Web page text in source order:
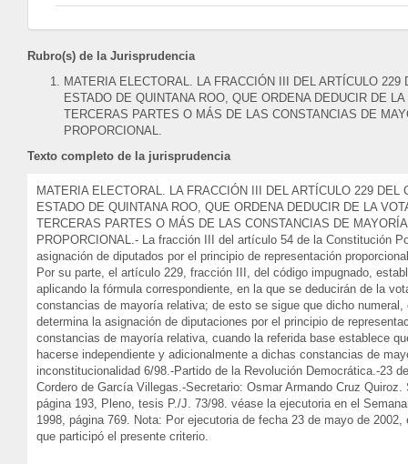
Rubro(s) de la Jurisprudencia
MATERIA ELECTORAL. LA FRACCIÓN III DEL ARTÍCULO
ESTADO DE QUINTANA ROO, QUE ORDENA DEDUCIR DE
TERCERAS PARTES O MÁS DE LAS CONSTANCIAS DE
PROPORCIONAL.
Texto completo de la jurisprudencia
MATERIA ELECTORAL. LA FRACCIÓN III DEL ARTÍCULO 229
ESTADO DE QUINTANA ROO, QUE ORDENA DEDUCIR DE LA
TERCERAS PARTES O MÁS DE LAS CONSTANCIAS DE
PROPORCIONAL.- La fracción III del artículo 54 de la Constitución
asignación de diputados por el principio de representación
Por su parte, el artículo 229, fracción III, del código impugnado,
aplicando la fórmula correspondiente, en la que se deducirán de la
constancias de mayoría relativa; de esto se sigue que dicho
determina la asignación de diputaciones por el principio de
constancias de mayoría relativa, cuando la referida base establece
hacerse independiente y adicionalmente a dichas constancias de
inconstitucionalidad 6/98.-Partido de la Revolución Democrática.-23
Cordero de García Villegas.-Secretario: Osmar Armando Cruz
página 193, Pleno, tesis P./J. 73/98. véase la ejecutoria en el
1998, página 769. Nota: Por ejecutoria de fecha 23 de mayo de
que participó el presente criterio.